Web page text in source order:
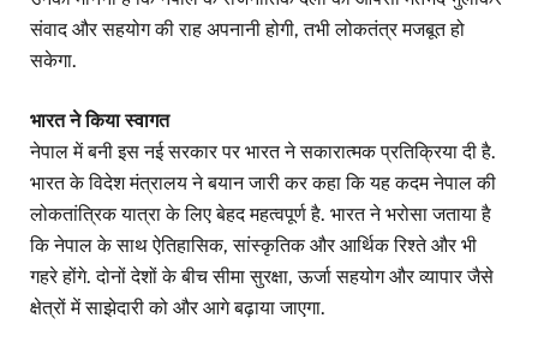
संवाद और सहयोग की राह अपनानी होगी, तभी लोकतंत्र मजबूत हो
सकेगा.
भारत ने किया स्वागत
नेपाल में बनी इस नई सरकार पर भारत ने सकारात्मक प्रतिक्रिया दी है.
भारत के विदेश मंत्रालय ने बयान जारी कर कहा कि यह कदम नेपाल की
लोकतांत्रिक यात्रा के लिए बेहद महत्वपूर्ण है. भारत ने भरोसा जताया है
कि नेपाल के साथ ऐतिहासिक, सांस्कृतिक और आर्थिक रिश्ते और भी
गहरे होंगे. दोनों देशों के बीच सीमा सुरक्षा, ऊर्जा सहयोग और व्यापार जैसे
क्षेत्रों में साझेदारी को और आगे बढ़ाया जाएगा.